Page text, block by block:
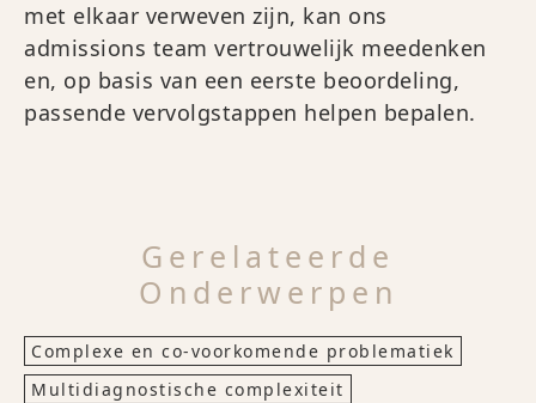
met elkaar verweven zijn, kan ons
admissions team vertrouwelijk meedenken
en, op basis van een eerste beoordeling,
passende vervolgstappen helpen bepalen.
Gerelateerde
Onderwerpen
Complexe en co-voorkomende problematiek
Multidiagnostische complexiteit